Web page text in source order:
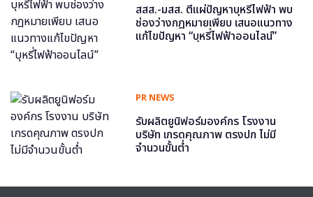
สสส.-มสส. ตีแผ่ปัญหาบุหรี่ไฟฟ้า พบ
ช่องว่างกฎหมายเพียบ เสนอแนวทาง
แก้ไขปัญหา “บุหรี่ไฟฟ้าออนไลน์”
PR NEWS
รับผลิตยูนิฟอร์มองค์กร โรงงาน
บริษัท เกรดคุณภาพ ตรงปก ไม่มี
จำนวนขั้นต่ำ